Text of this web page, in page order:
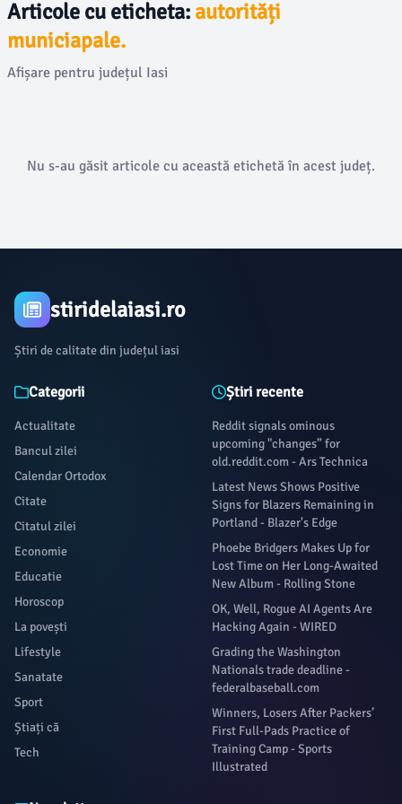
Articole cu eticheta: autorități
municiapale.
Afișare pentru județul Iasi
Nu s-au găsit articole cu această etichetă în acest județ.
stiridelaiasi.ro
Știri de calitate din județul iasi
Categorii
Actualitate
Bancul zilei
Calendar Ortodox
Citate
Citatul zilei
Economie
Educatie
Horoscop
La povești
Lifestyle
Sanatate
Sport
Știați că
Tech
Știri recente
Reddit signals ominous
upcoming "changes” for
old.reddit.com - Ars Technica
Latest News Shows Positive
Signs for Blazers Remaining in
Portland - Blazer's Edge
Phoebe Bridgers Makes Up for
Lost Time on Her Long-Awaited
New Album - Rolling Stone
OK, Well, Rogue AI Agents Are
Hacking Again - WIRED
Grading the Washington
Nationals trade deadline -
federalbaseball.com
Winners, Losers After Packers’
First Full-Pads Practice of
Training Camp - Sports
Illustrated